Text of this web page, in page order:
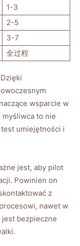
1-3
2-5
3-7
全过程
wsparcie w
myśliwca to nie
umiejętności i
jest, aby pilot
Powinien on
z
nawet w
bezpieczne